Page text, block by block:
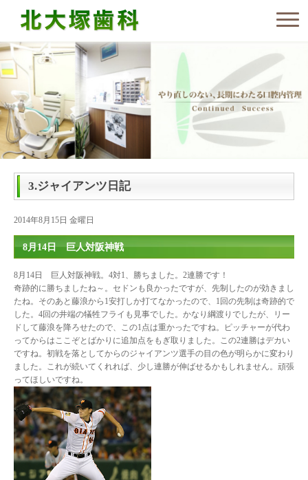
3.ジャイアンツ日記
2014年8月15日 金曜日
8月14日 巨人対阪神戦
8月14日 巨人対阪神戦。4対1、勝ちました。2連勝です！
奇跡的に勝ちましたね～。セドンも良かったですが、先制したのが効きまし
たね。そのあと藤浪から1安打しか打てなかったので、1回の先制は奇跡的で
した。4回の井端の犠牲フライも見事でした。かなり綱渡りでしたが、リー
ドして藤浪を降ろせたので、この1点は重かったですね。ピッチャーが代わ
ってからはここぞとばかりに追加点をもぎ取りました。この2連勝はデカい
ですね。初戦を落としてからのジャイアンツ選手の目の色が明らかに変わり
ました。これが続いてくれれば、少し連勝が伸ばせるかもしれません。頑張
ってほしいですね。